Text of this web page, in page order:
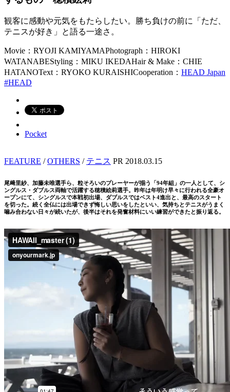
観客に感動や元気をもたらしたい。勝ち負けの前に「ただ、
テニスが好き」と語る一途さ。
Movie：RYOJI KAMIYAMAPhotograph：HIROKI
WATANABEStyling：MIKU IKEDAHair & Make：CHIE
HATANOText：RYOKO KURAISHICooperation： HEAD Japan
#HEAD
Pocket
FEATURE /OTHERS / テニス PR 2018.03.15
尾﨑里紗、加藤未唯選手ら、粒そろいのプレーヤーが揃う「94年組」の一人として、シ
ングルス・ダブルス両軸で活躍する穂積絵莉選手。昨年は年明け早々に行われる全豪オ
ープンにて、シングルスで本戦初出場、ダブルスではベスト4進出と、最高のスタート
を切った。続く全仏には出場できず悔しい思いをしたといい、気持ちとテニスがうまく
噛み合わない日々が続いたが、後半はそれを発奮材料にいい練習ができたと振り返る。